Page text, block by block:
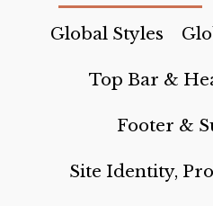
Global Styles
Top Bar &
Footer &
Site Identity,